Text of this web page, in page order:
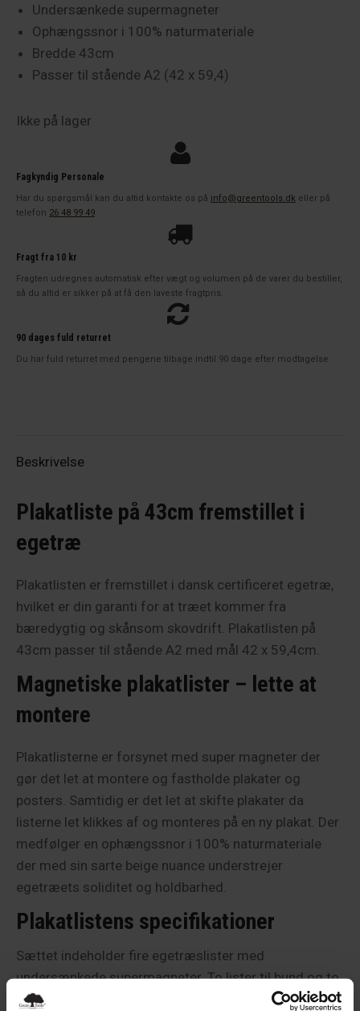
Undersænkede supermagneter
Ophængssnor i 100% naturmateriale
Bredde 43cm
Passer til stående A2 (42 x 59,4)
Ikke på lager
Fagkyndig Personale
Har du spørgsmål kan du altid kontakte os på info@greentools.dk eller på
telefon 26 48 99 49
Fragt fra 10 kr
Fragten udregnes automatisk efter vægt og volumen på de varer du bestiller,
så du altid er sikker på at få den laveste fragtpris.
90 dages fuld returret
Du har fuld returret med pengene tilbage indtil 90 dage efter modtagelse
Beskrivelse
Plakatliste på 43cm fremstillet i
egetræ
Plakatlisten er fremstillet i dansk certificeret egetræ,
hvilket er din garanti for at træet kommer fra
bæredygtig og skånsom skovdrift. Plakatlisten på
43cm passer til stående A2 med mål 42 x 59,4cm.
Magnetiske plakatlister – lette at
montere
Plakatlisterne er forsynet med super magneter der
gør det let at montere og fastholde plakater og
posters. Samtidig er det let at skifte plakater da
listerne let klikkes af og monteres på en ny plakat. Der
medfølger en ophængssnor i 100% naturmateriale
der med sin sarte beige nuance understrejer
egetræets soliditet og holdbarhed.
Plakatlistens specifikationer
Sættet indeholder fire egetræslister med
undersænkede supermagneter. To lister til bund og to
lister til top. Den inderste liste i toppen er med